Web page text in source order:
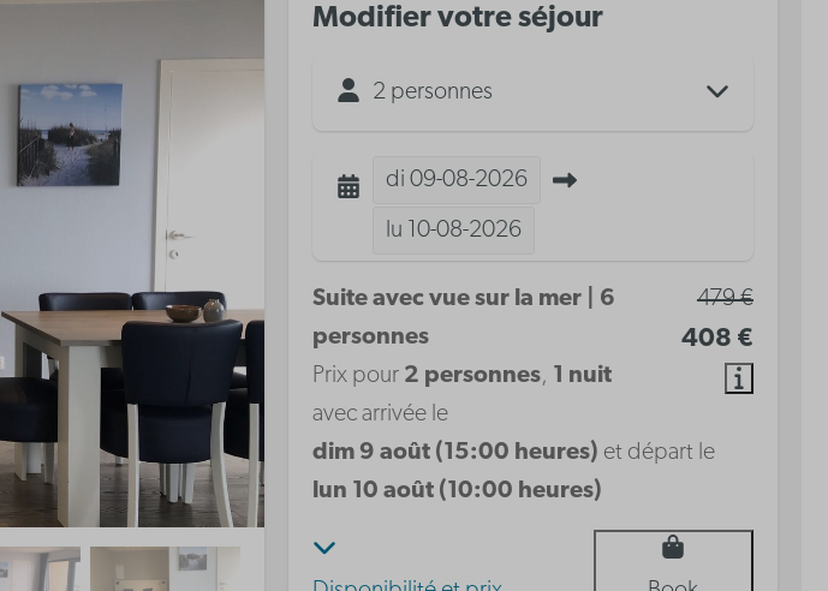
Modifier votre séjour
2 personnes
di 09-08-2026
lu 10-08-2026
479 €
408 €
Suite avec vue sur la mer | 6
personnes
Prix pour 2 personnes, 1 nuit
avec arrivée le
dim 9 août (15:00 heures) et départ le
lun 10 août (10:00 heures)